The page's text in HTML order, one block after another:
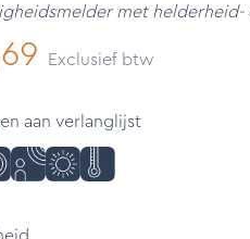
met
Exclusief btw
aan verlanglijst